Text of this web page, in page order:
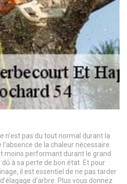
n’est pas du tout normal durant la
de la chaleur nécessaire.
moins performant durant le grand
à sa perte de bon état. Et pour
il est essentiel de ne pas tarder
d’arbre. Plus vous donnez